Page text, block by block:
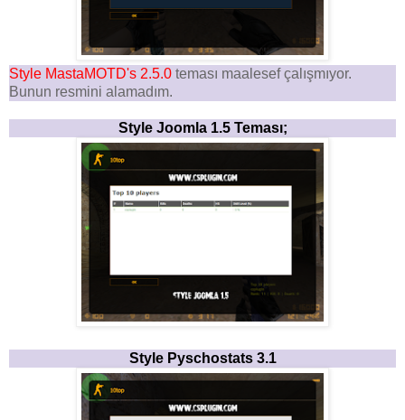
Style MastaMOTD's 2.5.0 teması maalesef çalışmıyor.
Bunun resmini alamadım.
Style Joomla 1.5 Teması;
Style Pyschostats 3.1